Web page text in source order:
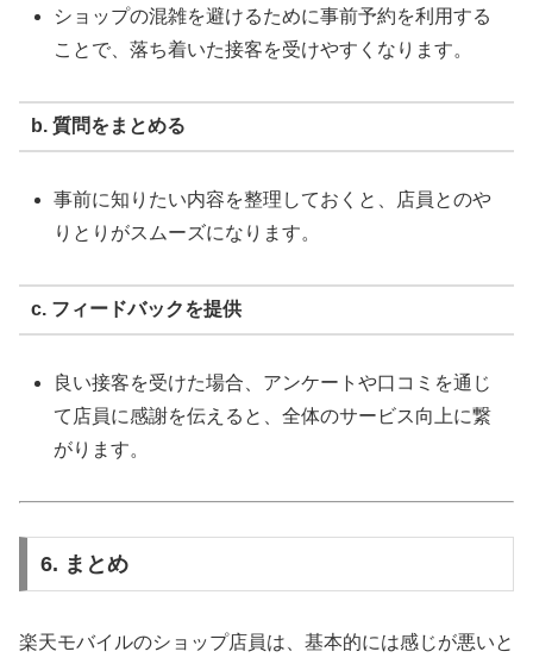
ショップの混雑を避けるために事前予約を利用する
ことで、落ち着いた接客を受けやすくなります。
b. 質問をまとめる
事前に知りたい内容を整理しておくと、店員とのや
りとりがスムーズになります。
c. フィードバックを提供
良い接客を受けた場合、アンケートや口コミを通じ
て店員に感謝を伝えると、全体のサービス向上に繋
がります。
6. まとめ
楽天モバイルのショップ店員は、基本的には感じが悪いと